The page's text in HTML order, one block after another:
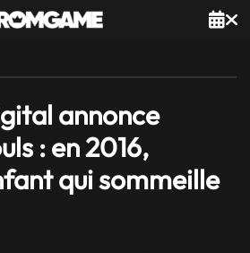
annonce
: en 2016,
qui sommeille